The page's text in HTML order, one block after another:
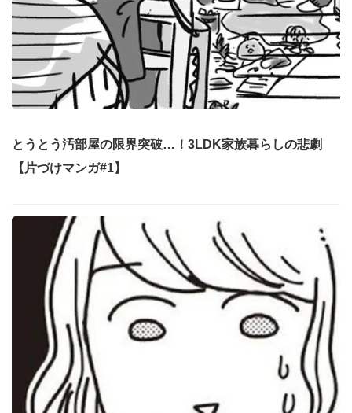
とうとう汚部屋の限界突破…！3LDK家族暮らしの悲劇
【片づけマンガ#1】